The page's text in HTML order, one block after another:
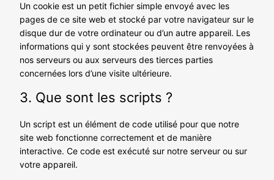
Un cookie est un petit fichier simple envoyé avec les
pages de ce site web et stocké par votre navigateur sur le
disque dur de votre ordinateur ou d’un autre appareil. Les
informations qui y sont stockées peuvent être renvoyées à
nos serveurs ou aux serveurs des tierces parties
concernées lors d’une visite ultérieure.
3. Que sont les scripts ?
Un script est un élément de code utilisé pour que notre
site web fonctionne correctement et de manière
interactive. Ce code est exécuté sur notre serveur ou sur
votre appareil.